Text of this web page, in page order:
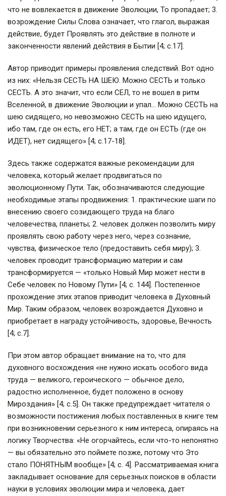
что не вовлекается в движение Эволюции, То пропадает; 3.
возрождение Силы Слова означает, что глагол, выражая
действие, будет Проявлять это действие в полноте и
законченности явлений действия в Бытии [4; с.17].
Автор приводит примеры проявления следствий. Вот одно
из них: «Нельзя СЕСТЬ НА ШЕЮ. Можно СЕСТЬ и только
СЕСТЬ. А это значит, что если СЕЛ, то не вошел в ритм
Вселенной, в движение Эволюции и упал… Можно СЕСТЬ на
шею сидящего, но невозможно СЕСТЬ на шею идущего,
ибо там, где он есть, его НЕТ; а там, где он ЕСТЬ (где он
ИДЕТ), нет сидящего» [4; с.17-18].
Здесь также содержатся важные рекомендации для
человека, который желает продвигаться по
эволюционному Пути. Так, обозначиваются следующие
необходимые этапы продвижения: 1. практические шаги по
внесению своего созидающего труда на благо
человечества, планеты; 2. человек должен позволить миру
проявлять свою работу через него, через сознание,
чувства, физическое тело (предоставить себя миру); 3.
человек проводит трансформацию материи и сам
трансформируется — «только Новый Мир может нести в
Себе человек по Новому Пути» [4; с. 144]. Постепенное
прохождение этих этапов приводит человека в Духовный
Мир. Таким образом, человек возрождается Духовно и
приобретает в награду устойчивость, здоровье, Вечность
[4; с.7].
При этом автор обращает внимание на то, что для
духовного восхождения «не нужно искать особого вида
труда — великого, героического — обычное дело,
радостно исполненное, будет положено в основу
Мироздания» [4; с.5]. Он также предупреждает читателя о
возможности постижения любых поставленных в книге тем
при возникновении серьезного к ним интереса, опираясь на
логику Творчества: «Не огорчайтесь, если что-то непонятно
— вы обязательно это поймете позже, потому что Это
стало ПОНЯТНЫМ вообще» [4; с. 4]. Рассматриваемая книга
закладывает основание для серьезных поисков в области
науки в условиях эволюции мира и человека, дает